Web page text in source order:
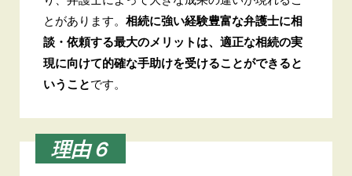
とがあります。 相続に強い経験豊富な弁護士に相
談・依頼する最大のメリットは、適正な相続の実
現に向けて的確な手助けを受けることができると
いうことです。
理由６